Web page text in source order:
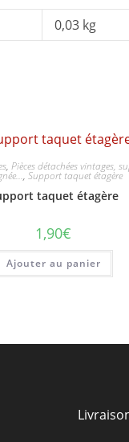
0,03 kg
,Pièces détachées vintages,
,Support taquet étagère
taquet étagère
1,90€
Ajouter au panier